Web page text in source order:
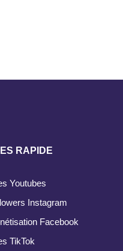
RAPIDE
Youtubes
Instagram
Facebook
TikTok